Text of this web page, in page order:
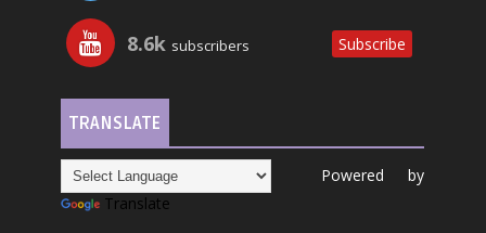
8.6k subscribers Subscribe
TRANSLATE
Powered by
Translate